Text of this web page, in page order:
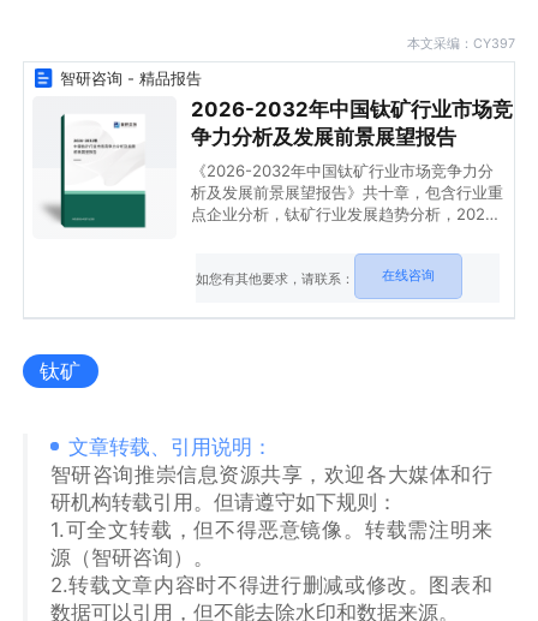
本文采编：CY397
智研咨询 - 精品报告
2026-2032年中国钛矿行业市场竞
争力分析及发展前景展望报告
《2026-2032年中国钛矿行业市场竞争力分
析及发展前景展望报告》共十章，包含行业重
点企业分析，钛矿行业发展趋势分析，2026-
如您有其他要求，请联系： 在线咨询
钛矿
文章转载、引用说明：
智研咨询推崇信息资源共享，欢迎各大媒体和行
研机构转载引用。但请遵守如下规则：
1.可全文转载，但不得恶意镜像。转载需注明来
源（智研咨询）。
2.转载文章内容时不得进行删减或修改。图表和
数据可以引用，但不能去除水印和数据来源。